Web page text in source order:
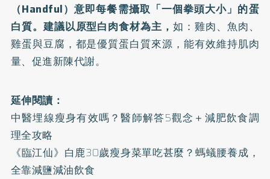
（Handful）意即每餐需攝取「一個拳頭大小」的蛋
白質。建議以原型白肉食材為主，如：雞肉、魚肉、
雞蛋與豆腐，都是優質蛋白質來源，能有效維持肌肉
量、促進新陳代謝。
延伸閱讀：
中醫埋線瘦身有效嗎？醫師解答5觀念＋減肥飲食調
理全攻略
《臨江仙》白鹿30歲瘦身菜單吃甚麼？螞蟻腰養成，
全靠減鹽減油飲食